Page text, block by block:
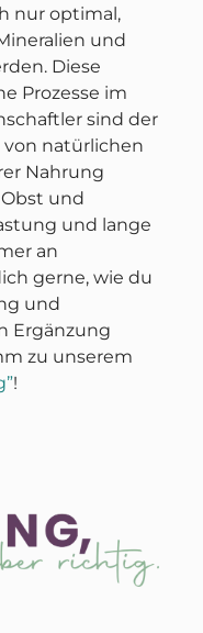
nur optimal,
und
Diese
Prozesse im
sind der
von natürlichen
Nahrung
und
und lange
an
gerne, wie du
und
Ergänzung
zu unserem
!